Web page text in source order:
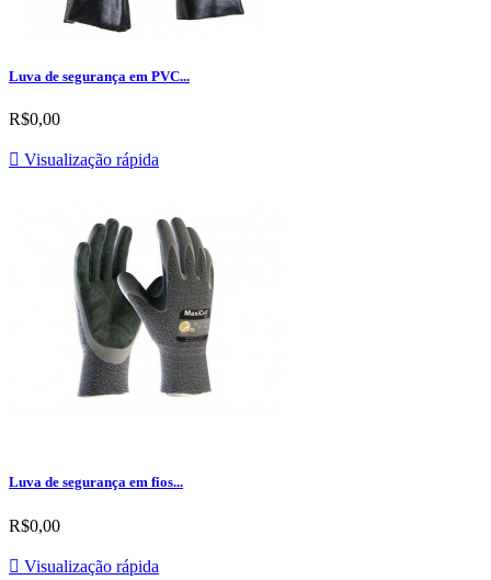
Luva de segurança em PVC...
R$0,00
 Visualização rápida
Luva de segurança em fios...
R$0,00
 Visualização rápida